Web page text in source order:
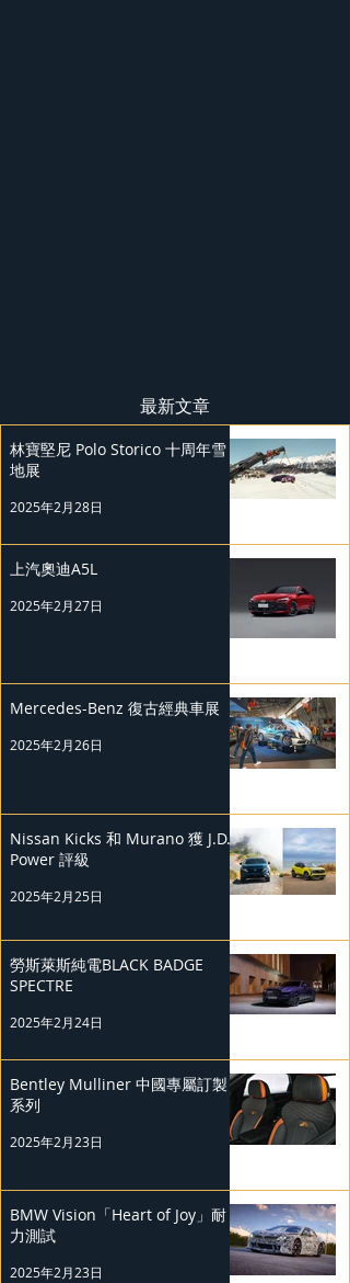
最新文章
林寶堅尼 Polo Storico 十周年雪
地展
2025年2月28日
上汽奧迪A5L
2025年2月27日
Mercedes-Benz 復古經典車展
2025年2月26日
Nissan Kicks 和 Murano 獲 J.D.
Power 評級
2025年2月25日
勞斯萊斯純電BLACK BADGE
SPECTRE
2025年2月24日
Bentley Mulliner 中國專屬訂製
系列
2025年2月23日
BMW Vision「Heart of Joy」耐
力測試
2025年2月23日